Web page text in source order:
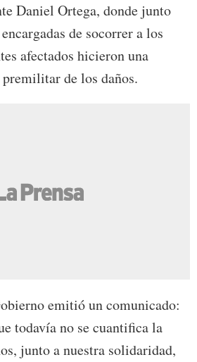
Daniel Ortega, donde junto
de socorrer a los
afectados hicieron una
de los daños.
emitió un comunicado:
todavía no se cuantifica la
junto a nuestra solidaridad,